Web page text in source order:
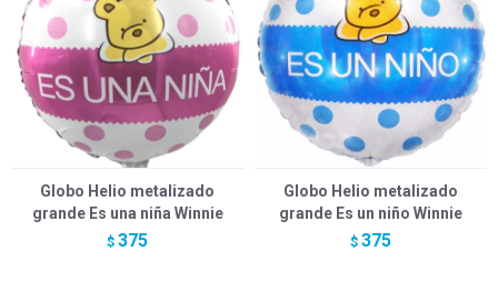
Globo Helio metalizado
grande Es una niña Winnie
$ 375
Globo Helio metalizado
grande Es un niño Winnie
$ 375